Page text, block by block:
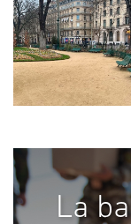
La